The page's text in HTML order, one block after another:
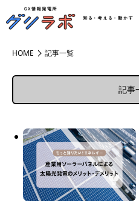
HOME 記事一覧
記事